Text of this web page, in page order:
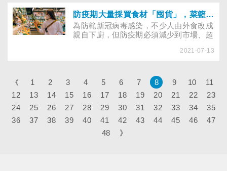
門氏菌引發急性腸炎，造成腹痛、寒顫等
危害。
防疫期大量採買食材「囤貨」，菜籃族必懂保鮮法！
為防範新冠病毒感染，不少人由外食改成
親自下廚，但防疫期必須減少到市場、超
周分量食材時，該怎麼分類管理？又該怎
2021-07-13
《 1 2 3 4 5 6 7 8 9 10
11
12
13 14 15 16 17 18 19 20 21 22
23
24
25 26 27 28 29 30 31 32 33 34
35
36
37 38 39 40 41 42 43 44 45 46
47
48
》